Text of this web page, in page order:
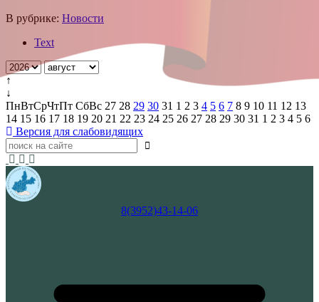
В рубрике: Новости
Text
↑
↓
ПнВтСрЧтПт СбВс 27 28 29 30 31 1 2 3 4 5 6 7 8 9 10 11 12 13
14 15 16 17 18 19 20 21 22 23 24 25 26 27 28 29 30 31 1 2 3 4 5 6
Версия для слабовидящих
8(3952)43-14-06